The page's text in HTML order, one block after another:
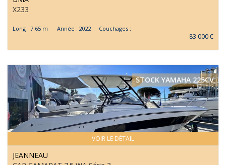
X233
Long : 7.65 m Année : 2022 Couchages :
83 000 €
VOIR LE DÉTAIL
STOCK YAMAHA 225CV
JEANNEAU